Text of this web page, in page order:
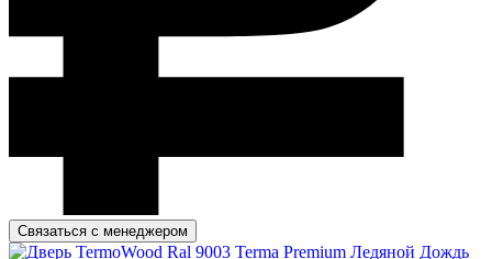
Связаться с менеджером